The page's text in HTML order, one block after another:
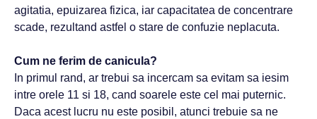
agitatia, epuizarea fizica, iar capacitatea de concentrare
scade, rezultand astfel o stare de confuzie neplacuta.
Cum ne ferim de canicula?
In primul rand, ar trebui sa incercam sa evitam sa iesim
intre orele 11 si 18, cand soarele este cel mai puternic.
Daca acest lucru nu este posibil, atunci trebuie sa ne